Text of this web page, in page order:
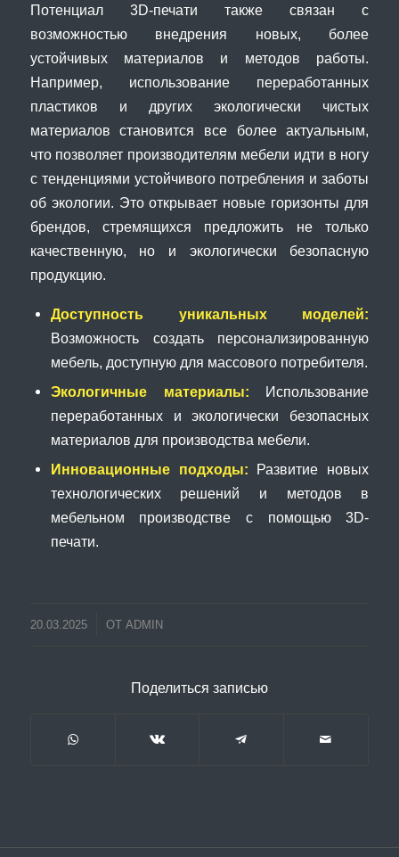
Потенциал 3D-печати также связан с
возможностью внедрения новых, более
устойчивых материалов и методов работы.
Например, использование переработанных
пластиков и других экологически чистых
материалов становится все более актуальным,
что позволяет производителям мебели идти в ногу
с тенденциями устойчивого потребления и заботы
об экологии. Это открывает новые горизонты для
брендов, стремящихся предложить не только
качественную, но и экологически безопасную
продукцию.
Доступность уникальных моделей:
Возможность создать персонализированную
мебель, доступную для массового потребителя.
Экологичные материалы: Использование
переработанных и экологически безопасных
материалов для производства мебели.
Инновационные подходы: Развитие новых
технологических решений и методов в
мебельном производстве с помощью 3D-
печати.
20.03.2025 ОТ ADMIN
Поделиться записью